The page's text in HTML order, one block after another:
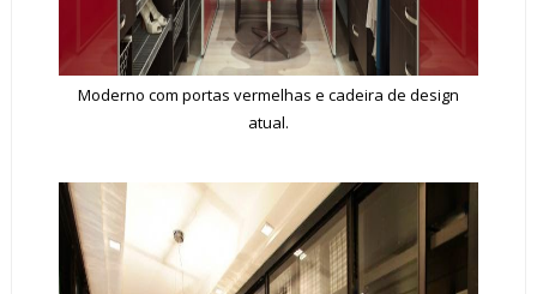
Moderno com portas vermelhas e cadeira de design
atual.